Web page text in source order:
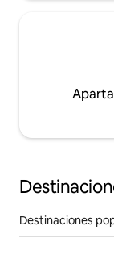
Destinaciones